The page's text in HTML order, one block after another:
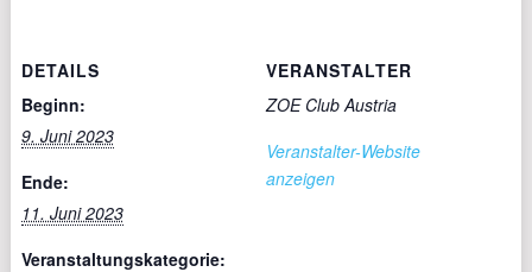
DETAILS
Beginn:
9. Juni 2023
Ende:
11. Juni 2023
Veranstaltungskategorie:
VERANSTALTER
ZOE Club Austria
Veranstalter-Website
anzeigen